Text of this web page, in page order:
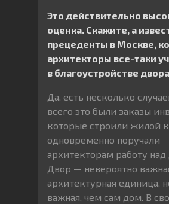
Это действительно
оценка. Скажите, а
прецеденты в Москве,
архитекторы все-таки
в благоустройстве
Да, есть несколько
всего это были заказы
которые строили жилой
одновременно поручали
архитекторам работу
Двор — невероятно
архитектурная единица,
важная, чем сам дом. В